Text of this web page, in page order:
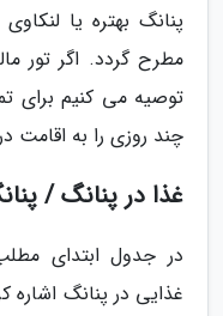
پنانگ بهتره یا
مطرح گردد. اگر تور
توصیه می کنیم برای
چند روزی را به
غذا در پنانگ /
در جدول ابتدای
غذایی در پنانگ اشاره